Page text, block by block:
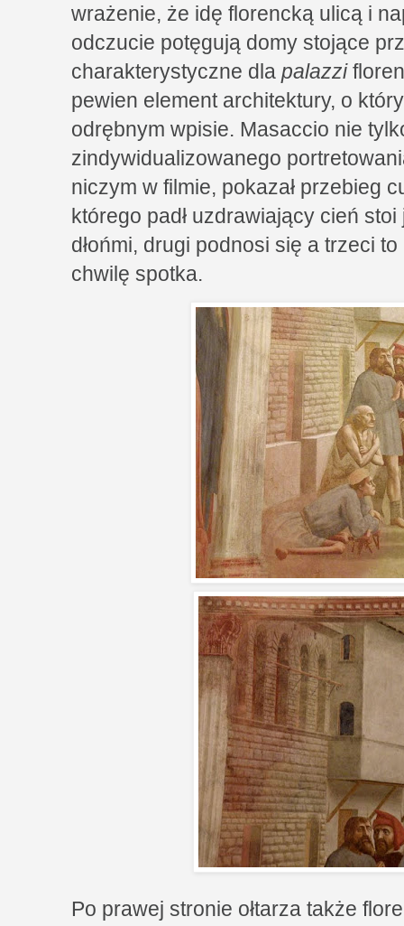
wrażenie, że idę florencką ulicą i
odczucie potęgują domy stojące
charakterystyczne dla palazzi
pewien element architektury, o
odrębnym wpisie. Masaccio nie
zindywidualizowanego
niczym w filmie, pokazał przebieg
którego padł uzdrawiający cień
dłońmi, drugi podnosi się a trzeci
chwilę spotka.
Po prawej stronie ołtarza także